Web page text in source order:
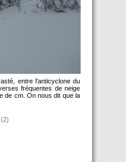
entre l'anticyclone du
fréquentes de neige
de cm. On nous dit que la